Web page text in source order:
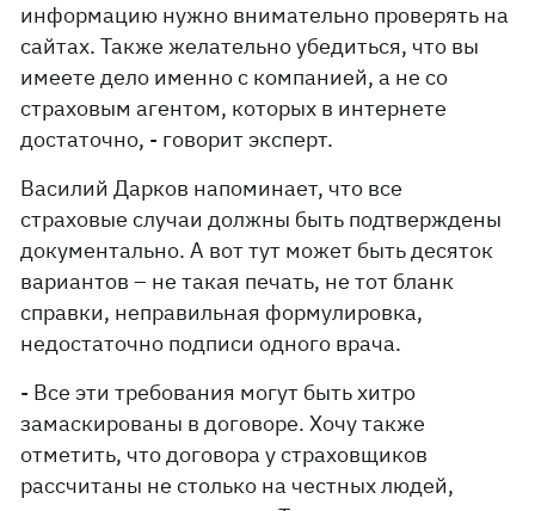
информацию нужно внимательно проверять на
сайтах. Также желательно убедиться, что вы
имеете дело именно с компанией, а не со
страховым агентом, которых в интернете
достаточно, - говорит эксперт.
Василий Дарков напоминает, что все
страховые случаи должны быть подтверждены
документально. А вот тут может быть десяток
вариантов – не такая печать, не тот бланк
справки, неправильная формулировка,
недостаточно подписи одного врача.
- Все эти требования могут быть хитро
замаскированы в договоре. Хочу также
отметить, что договора у страховщиков
рассчитаны не столько на честных людей,